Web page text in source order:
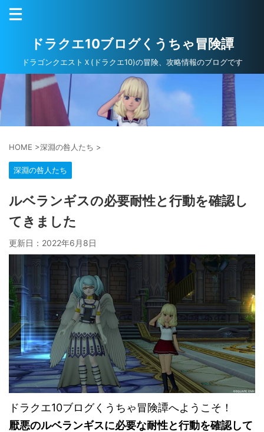
ドラクエ10ブログくうちゃ冒険譚
ドラゴンクエストＸ(ドラクエ10)の冒険、攻略情報のブログです
HOME >深淵の咎人たち >
深淵の咎人たち
ルベランギスの必要耐性と行動を確認し
てきました
更新日： 2022年6月8日
ドラクエ10ブログくうちゃ冒険譚へようこそ！
厭悪のルベランギスに必要な耐性と行動を確認して